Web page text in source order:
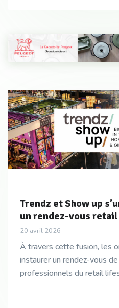
Trendz et Show up
un rendez-vous retail
20 avril 2026
À travers cette fusion, les
instaurer un rendez-vous
professionnels du retail